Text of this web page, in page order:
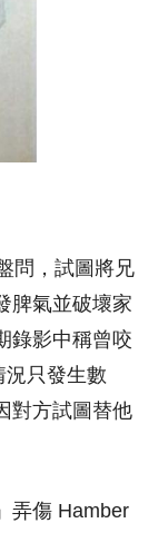
問，試圖將兄
脾氣並破壞家
錄影中稱曾咬
況只發生數
對方試圖替他
弄傷 Hamber